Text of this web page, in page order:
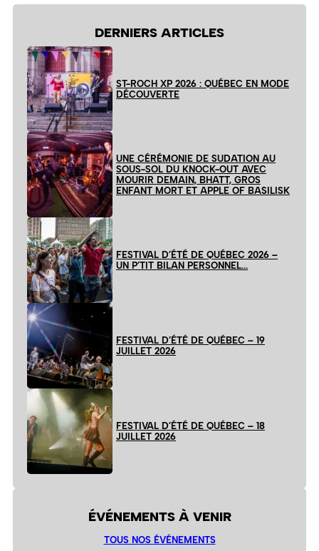
DERNIERS ARTICLES
ST-ROCH XP 2026 : QUÉBEC EN MODE
DÉCOUVERTE
UNE CÉRÉMONIE DE SUDATION AU
SOUS-SOL DU KNOCK-OUT AVEC
MOURIR DEMAIN, BHATT, GROS
ENFANT MORT ET APPLE OF BASILISK
FESTIVAL D’ÉTÉ DE QUÉBEC 2026 –
UN P’TIT BILAN PERSONNEL…
FESTIVAL D’ÉTÉ DE QUÉBEC – 19
JUILLET 2026
FESTIVAL D’ÉTÉ DE QUÉBEC – 18
JUILLET 2026
ÉVÉNEMENTS À VENIR
TOUS NOS ÉVÉNEMENTS